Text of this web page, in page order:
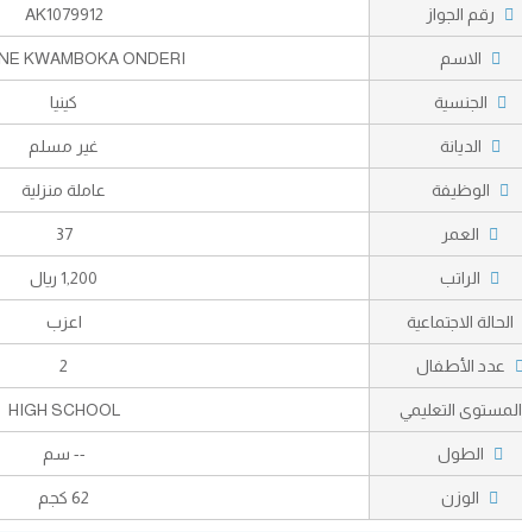
رقم الجواز AK1079912
الاسم KWAMBOKA ONDERI
الجنسية كينيا
الديانة غير مسلم
الوظيفة عاملة منزلية
العمر 37
الراتب 1,200 ريال
الحالة الاجتماعية اعزب
عدد الأطفال 2
المستوى التعليمي HIGH SCHOOL
الطول -- سم
الوزن 62 كجم